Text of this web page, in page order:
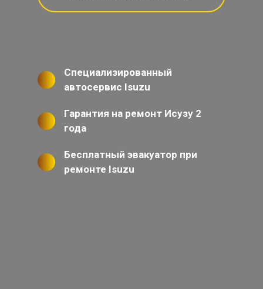
Специализированный
автосервис Isuzu
Гарантия на ремонт Исузу 2
года
Бесплатный эвакуатор при
ремонте Isuzu